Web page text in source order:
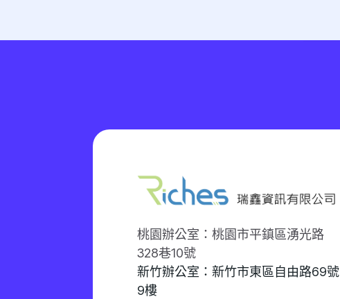
桃園辦公室：桃園市平鎮區湧光路
328巷10號
新竹辦公室：新竹市東區自由路69號
9樓